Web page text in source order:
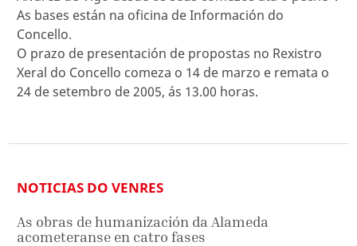
As bases están na oficina de Información do
Concello.
O prazo de presentación de propostas no Rexistro
Xeral do Concello comeza o 14 de marzo e remata o
24 de setembro de 2005, ás 13.00 horas.
NOTICIAS DO VENRES
As obras de humanización da Alameda
acometeranse en catro fases